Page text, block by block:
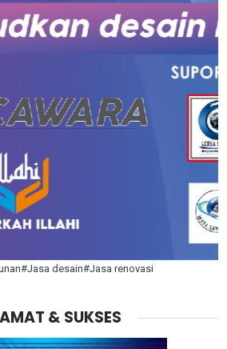
desain#Jasa renovasi
& SUKSES